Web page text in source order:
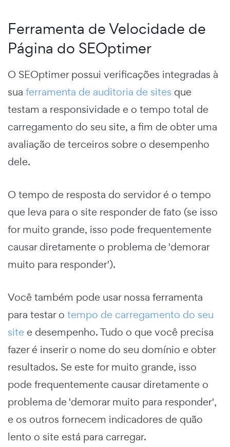
Ferramenta de Velocidade de
Página do SEOptimer
O SEOptimer possui verificações integradas à
sua ferramenta de auditoria de sites que
testam a responsividade e o tempo total de
carregamento do seu site, a fim de obter uma
avaliação de terceiros sobre o desempenho
dele.
O tempo de resposta do servidor é o tempo
que leva para o site responder de fato (se isso
for muito grande, isso pode frequentemente
causar diretamente o problema de 'demorar
muito para responder').
Você também pode usar nossa ferramenta
para testar o tempo de carregamento do seu
site e desempenho. Tudo o que você precisa
fazer é inserir o nome do seu domínio e obter
resultados. Se este for muito grande, isso
pode frequentemente causar diretamente o
problema de 'demorar muito para responder',
e os outros fornecem indicadores de quão
lento o site está para carregar.